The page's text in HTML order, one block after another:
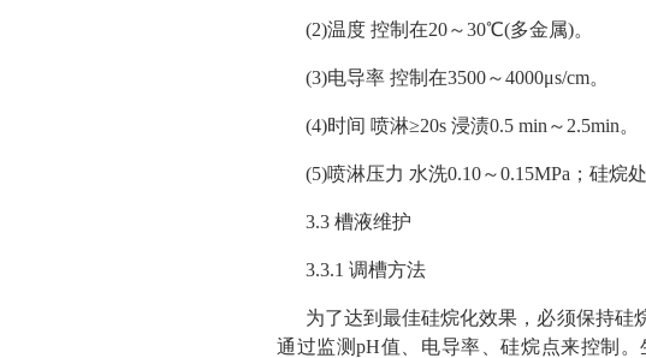
(2)温度 控制在20～30℃(多金属)。
(3)电导率 控制在3500～4000μs/cm。
(4)时间 喷淋≥20s 浸渍0.5 min～2.5min。
(5)喷淋压力 水洗0.10～0.15MPa；硅烷处
3.3 槽液维护
3.3.1 调槽方法
为了达到最佳硅烷化效果，必须保持硅
通过监测pH值、电导率、硅烷点来控制